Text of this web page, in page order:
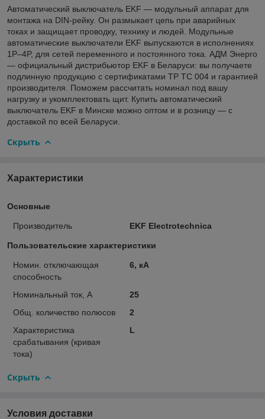
Автоматический выключатель EKF — модульный аппарат для
монтажа на DIN-рейку. Он размыкает цепь при аварийных
токах и защищает проводку, технику и людей. Модульные
автоматические выключатели EKF выпускаются в исполнениях
1P–4P, для сетей переменного и постоянного тока. АДМ Энерго
— официальный дистрибьютор EKF в Беларуси: вы получаете
подлинную продукцию с сертификатами ТР ТС 004 и гарантией
производителя. Поможем рассчитать номинал под вашу
нагрузку и укомплектовать щит. Купить автоматический
выключатель EKF в Минске можно оптом и в розницу — с
доставкой по всей Беларуси.
Скрыть
Характеристики
Основные
Производитель EKF Electrotechnica
Пользовательские характеристики
Номин. отключающая
способность
6, кА
Номинальный ток, А
25
Общ. количество полюсов
2
Характеристика
срабатывания (кривая
тока)
L
Скрыть
Условия доставки